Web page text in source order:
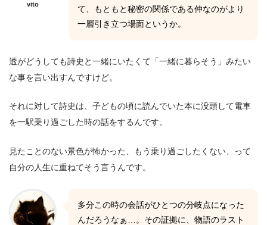
vito
て、もともと秘密の関係である仲なのがより
一層引き立つ場面というか。
透がどうしても詩史と一緒にいたくて「一緒に暮らそう」みたい
な事を言い出すんですけど。
それに対して詩史は、子どもの頃に読んでいた本に没頭して電車
を一駅乗り過ごした時の話をするんです。
見たことのない景色が怖かった、もう乗り過ごしたくない、って
自分の人生に重ねてそう言うんです。
多分この時の会話がひとつの分岐点になった
んだろうなぁ…。その証拠に、物語のラスト